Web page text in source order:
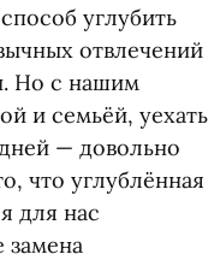
углубить
отвлечений
Но с нашим
и семьёй, уехать
— довольно
что углублённая
для нас
замена